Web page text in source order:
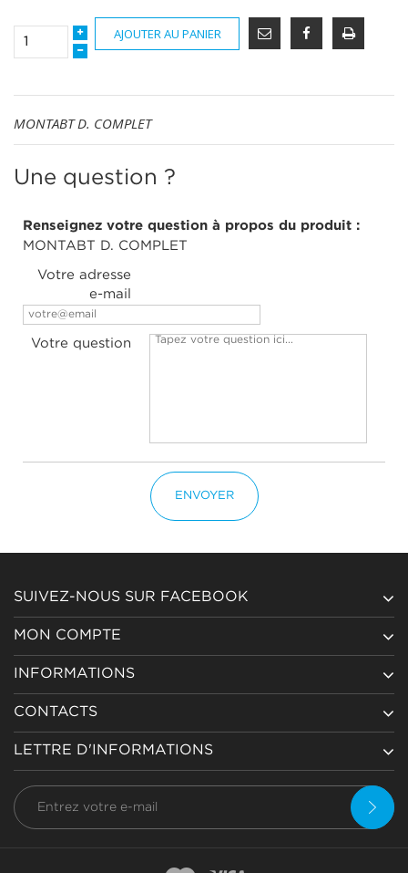
AJOUTER AU PANIER
MONTABT D. COMPLET
Une question ?
Renseignez votre question à propos du produit :
MONTABT D. COMPLET
Votre adresse
e-mail
Votre question
ENVOYER
SUIVEZ-NOUS SUR FACEBOOK
MON COMPTE
INFORMATIONS
CONTACTS
LETTRE D'INFORMATIONS